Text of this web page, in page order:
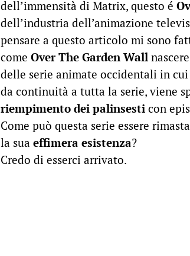
dell’immensità di Matrix, questo é
dell’industria dell’animazione
pensare a questo articolo mi sono
come Over The Garden Wall
delle serie animate occidentali in
da continuità a tutta la serie, viene
riempimento dei palinsesti con
Come può questa serie essere
la sua effimera esistenza?
Credo di esserci arrivato.